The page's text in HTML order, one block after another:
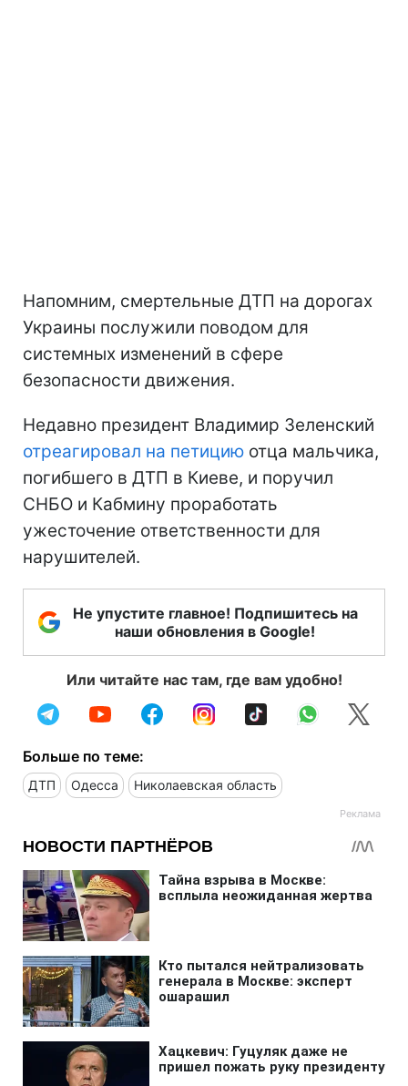
Напомним, смертельные ДТП на дорогах
Украины послужили поводом для
системных изменений в сфере
безопасности движения.
Недавно президент Владимир Зеленский
отреагировал на петицию отца мальчика,
погибшего в ДТП в Киеве, и поручил
СНБО и Кабмину проработать
ужесточение ответственности для
нарушителей.
Не упустите главное! Подпишитесь на
наши обновления в Google!
Или читайте нас там, где вам удобно!
Больше по теме:
ДТП Одесса Николаевская область